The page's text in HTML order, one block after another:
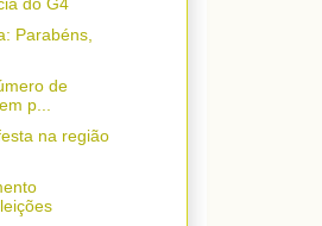
Parabéns,
de
p...
na região